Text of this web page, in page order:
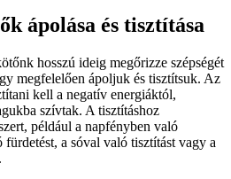
ápolása és tisztítása
hosszú ideig megőrizze szépségét
megfelelően ápoljuk és tisztítsuk. Az
kell a negatív energiáktól,
szívtak. A tisztításhoz
például a napfényben való
a sóval való tisztítást vagy a